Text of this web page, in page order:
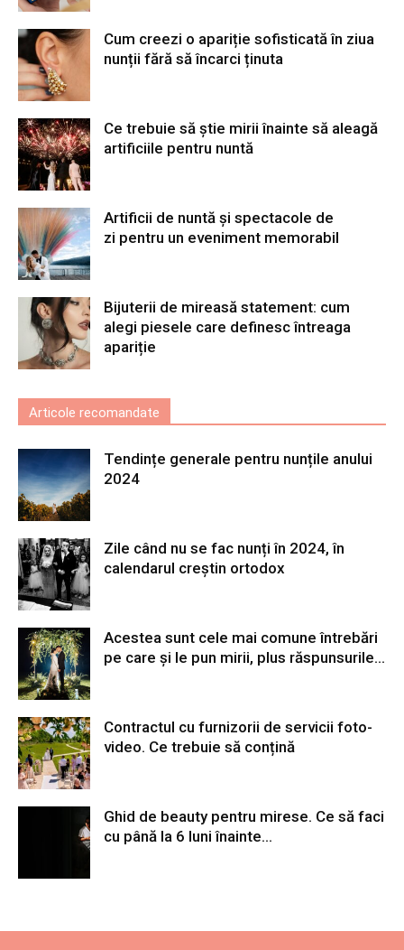
Cum creezi o apariție sofisticată în ziua
nunții fără să încarci ținuta
Ce trebuie să știe mirii înainte să aleagă
artificiile pentru nuntă
Artificii de nuntă și spectacole de
zi pentru un eveniment memorabil
Bijuterii de mireasă statement: cum
alegi piesele care definesc întreaga
apariție
Articole recomandate
Tendințe generale pentru nunțile anului
2024
Zile când nu se fac nunți în 2024, în
calendarul creștin ortodox
Acestea sunt cele mai comune întrebări
pe care și le pun mirii, plus răspunsurile...
Contractul cu furnizorii de servicii foto-
video. Ce trebuie să conțină
Ghid de beauty pentru mirese. Ce să faci
cu până la 6 luni înainte...